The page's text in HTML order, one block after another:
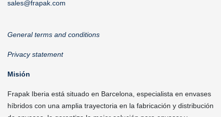
sales@frapak.com
General terms and conditions
Privacy statement
Misión
Frapak Iberia está situado en Barcelona, especialista en envases
híbridos con una amplia trayectoria en la fabricación y distribución